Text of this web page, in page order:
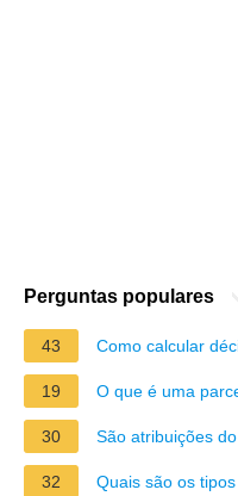
Perguntas populares
43 Como calcular
19 O que é uma
30 São atribuições
32 Quais são os